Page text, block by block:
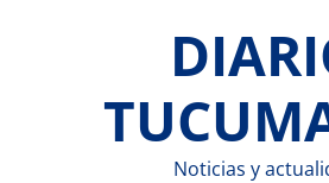
Noticias y